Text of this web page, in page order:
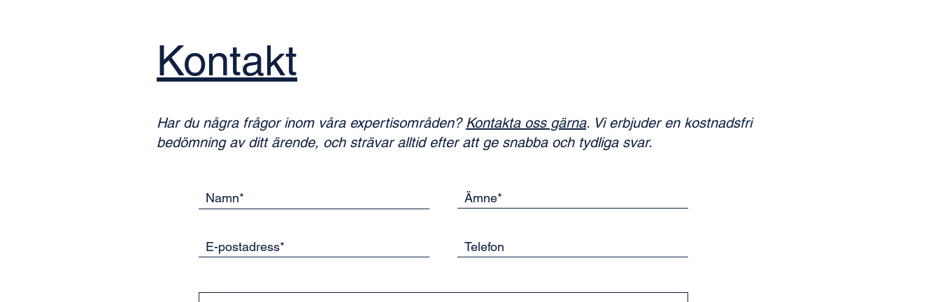
Kontakt
Har du några frågor inom våra expertisområden? Kontakta oss gärna. Vi erbjuder en kostnadsfri
bedömning av ditt ärende, och strävar alltid efter att ge snabba och tydliga svar.